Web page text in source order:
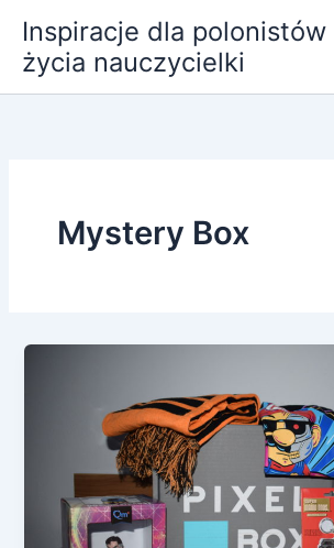
treści
Inspiracje dla polonistów
życia nauczycielki
Mystery Box